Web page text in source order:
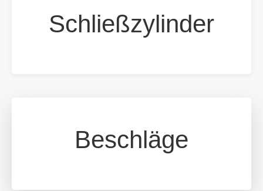
Schließzylinder
Beschläge